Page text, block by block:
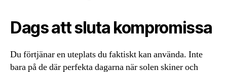
Dags att sluta kompromissa
Du förtjänar en uteplats du faktiskt kan använda. Inte
bara på de där perfekta dagarna när solen skiner och